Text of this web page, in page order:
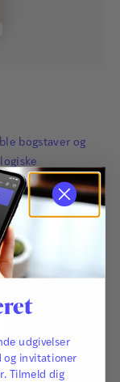
bogstaver og
udgivelser
og invitationer
Tilmeld dig